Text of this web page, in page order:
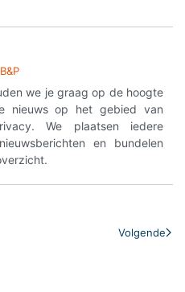
we je graag op de hoogte
nieuws op het gebied van
We plaatsen iedere
en bundelen
Volgende